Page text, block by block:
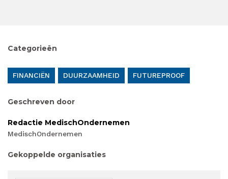
Categorieën
FINANCIËN DUURZAAMHEID FUTUREPROOF
Geschreven door
Redactie MedischOndernemen
MedischOndernemen
Gekoppelde organisaties